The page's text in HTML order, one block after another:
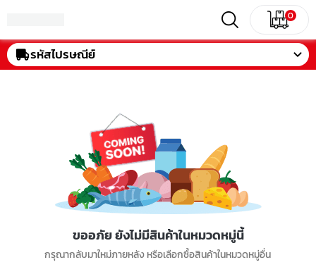
0
รหัสไปรษณีย์
ขออภัย ยังไม่มีสินค้าในหมวดหมู่นี้
กรุณากลับมาใหม่ภายหลัง หรือเลือกซื้อสินค้าในหมวดหมู่อื่น